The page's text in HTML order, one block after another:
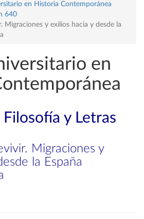
en Historia Contemporánea
640
Migraciones y exilios hacia y desde la
en
Filosofía y Letras
Migraciones y
la España